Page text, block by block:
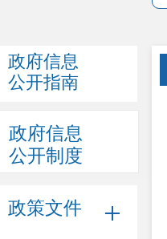
政府信息
公开指南
政府信息
公开制度
政策文件